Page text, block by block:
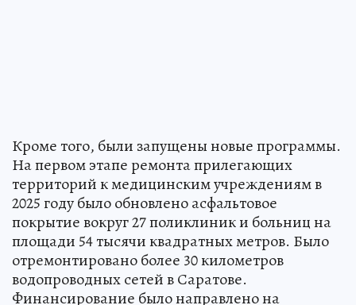
Кроме того, были запущены новые программы.
На первом этапе ремонта прилегающих
территорий к медицинским учреждениям в
2025 году было обновлено асфальтовое
покрытие вокруг 27 поликлиник и больниц на
площади 54 тысячи квадратных метров. Было
отремонтировано более 30 километров
водопроводных сетей в Саратове.
Финансирование было направлено на